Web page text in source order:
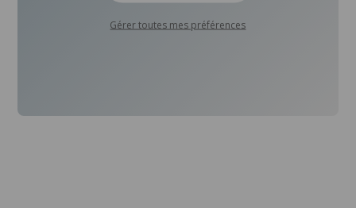
Gérer toutes mes préférences